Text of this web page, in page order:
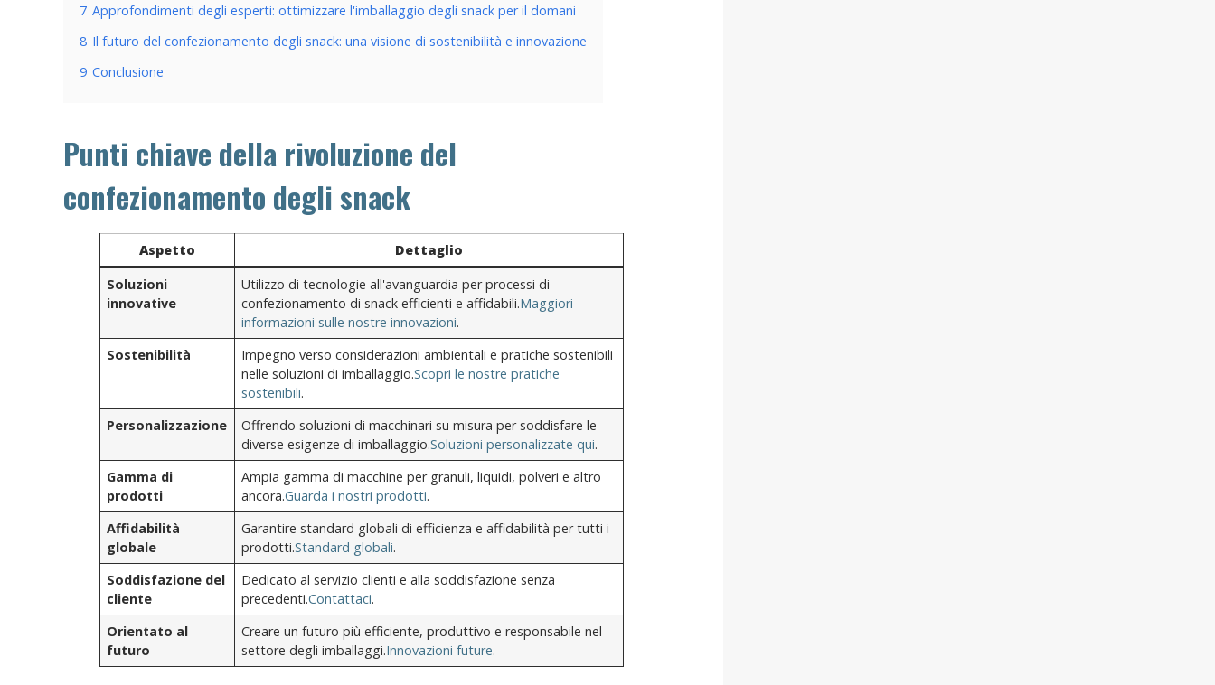
7 Approfondimenti degli esperti: ottimizzare l'imballaggio degli snack per il domani
8 Il futuro del confezionamento degli snack: una visione di sostenibilità e innovazione
9 Conclusione
Punti chiave della rivoluzione del
confezionamento degli snack
Aspetto
Dettaglio
Soluzioni
innovative
Utilizzo di tecnologie all'avanguardia per processi di
confezionamento di snack efficienti e affidabili.Maggiori
informazioni sulle nostre innovazioni.
Sostenibilità
Impegno verso considerazioni ambientali e pratiche sostenibili
nelle soluzioni di imballaggio.Scopri le nostre pratiche
sostenibili.
Personalizzazione
Offrendo soluzioni di macchinari su misura per soddisfare le
diverse esigenze di imballaggio.Soluzioni personalizzate qui.
Gamma di
prodotti
Ampia gamma di macchine per granuli, liquidi, polveri e altro
ancora.Guarda i nostri prodotti.
Affidabilità
globale
Garantire standard globali di efficienza e affidabilità per tutti i
prodotti.Standard globali.
Soddisfazione del
cliente
Dedicato al servizio clienti e alla soddisfazione senza
precedenti.Contattaci.
Orientato al
futuro
Creare un futuro più efficiente, produttivo e responsabile nel
settore degli imballaggi.Innovazioni future.